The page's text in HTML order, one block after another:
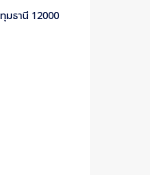
มธานี 12000